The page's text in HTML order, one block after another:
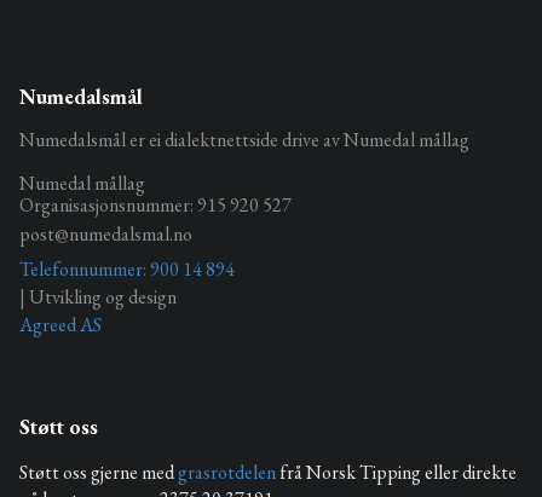
Numedalsmål
Numedalsmål er ei dialektnettside drive av Numedal mållag
Numedal mållag
Organisasjonsnummer: 915 920 527
post@numedalsmal.no
Telefonnummer: 900 14 894
| Utvikling og design
Agreed AS
Støtt oss
Støtt oss gjerne medgrasrotdelenfrå Norsk Tipping eller direkte